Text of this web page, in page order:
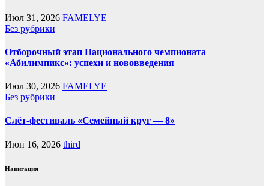
Июл 31, 2026 FAMELYE
Без рубрики
Отборочный этап Национального чемпионата
«Абилимпикс»: успехи и нововведения
Июл 30, 2026 FAMELYE
Без рубрики
Слёт-фестиваль «Семейный круг — 8»
Июн 16, 2026 third
Навигация